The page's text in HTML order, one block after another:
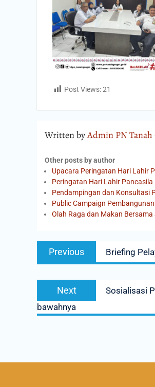
Post Views:21
Written byAdmin PN
Other posts by author
Upacara Peringatan Hari Lahir
Peringatan Hari Lahir Pancasila
Pendampingan dan Konsultasi
Public Campaign
Olah Raga dan Makan
Previous Briefing
Next
Sosialisasi
bawahnya